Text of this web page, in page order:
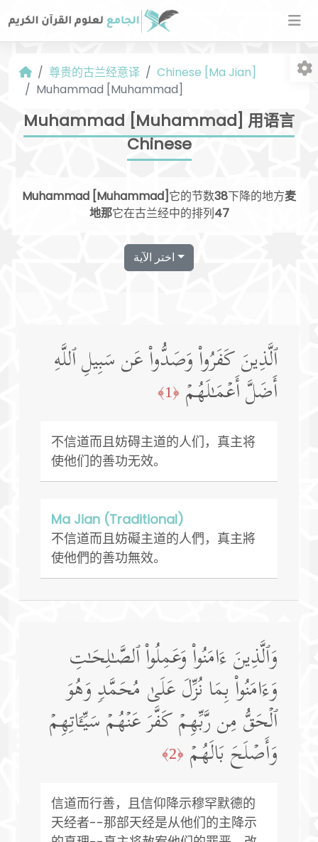
尊贵的古兰经意译
Chinese [Ma Jian]
Muhammad [Muhammad]
Muhammad [Muhammad] 用语言
Chinese
Muhammad [Muhammad]它的节数38下降的地方麦
地那它在古兰经中的排列47
اختر الآية
ٱلَّذِینَ كَفَرُوا۟ وَصَدُّوا۟ عَن سَبِیلِ ٱللَّهِ
أَضَلَّ أَعۡمَـٰلَهُمۡ ﴿1﴾
不信道而且妨碍主道的人们，真主将
使他们的善功无效。
Ma Jian (Traditional)
不信道而且妨礙主道的人們，真主將
使他們的善功無效。
وَٱلَّذِینَ ءَامَنُوا۟ وَعَمِلُوا۟ ٱلصَّـٰلِحَـٰتِ
وَءَامَنُوا۟ بِمَا نُزِّلَ عَلَىٰ مُحَمَّدࣲ وَهُوَ
ٱلۡحَقُّ مِن رَّبِّهِمۡ كَفَّرَ عَنۡهُمۡ سَیِّـَٔاتِهِمۡ
وَأَصۡلَحَ بَالَهُمۡ ﴿2﴾
信道而行善，且信仰降示穆罕默德的
天经者--那部天经是从他们的主降示